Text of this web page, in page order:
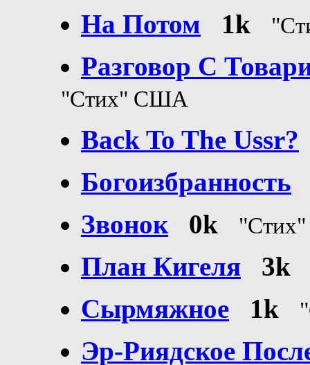
На Потом 1k
Разговор С
"Стих" США
Back To The Ussr?
Богоизбранность
Звонок
0k
План Кигеля
3k
Сырмяжное
1k
Эр-Риядское